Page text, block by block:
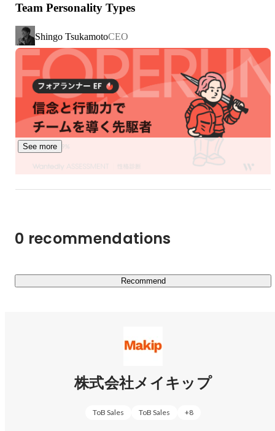
【unisize】
https://cl.unisize.makip.co.jp/
【aunn Personalization】
https://cl.unisize.makip.co.jp/lp/aunn.html
【FaceChange】
https://cl.unisize.makip.co.jp/lp/facechange.html
unisizeのサイジング技術と蓄積された体型データを活か
し、平置きの商品画像から1cm単位で袖・丈・裾を再現し
Team Personality Types
Shingo TsukamotoCEO
See more
0 recommendations
Recommend
株式会社メイキップ
ToB Sales ToB Sales +8